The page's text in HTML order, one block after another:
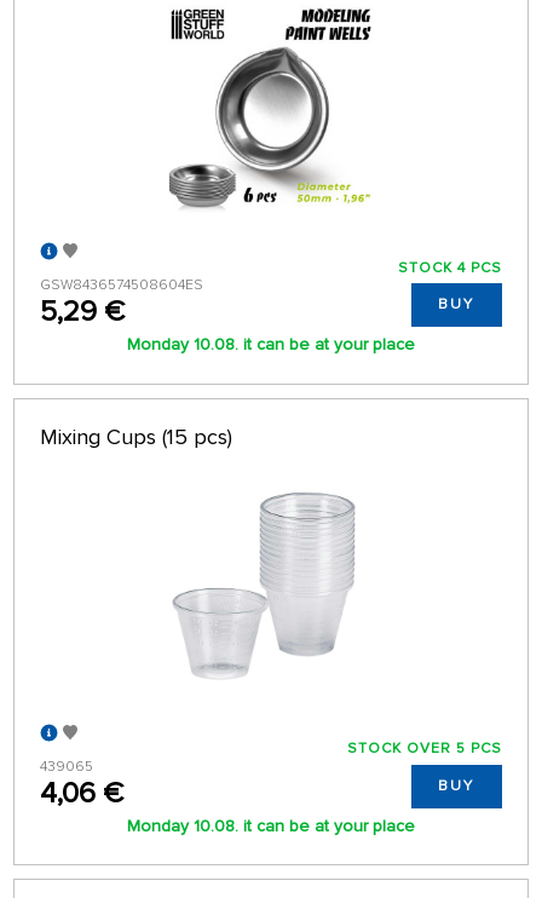
GSW8436574508604ES
5,29 €
STOCK 4 PCS
BUY
Monday 10.08. it can be at your place
Mixing Cups (15 pcs)
439065
4,06 €
STOCK OVER 5 PCS
BUY
Monday 10.08. it can be at your place